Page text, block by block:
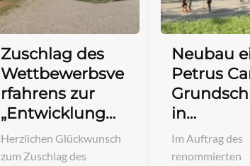
Zuschlag des
Wettbewerbsve
rfahrens zur
„Entwicklung…
Herzlichen Glückwunsch
zum Zuschlag des
Neubau
Petrus
in…
Im Auftrag des
renommierten